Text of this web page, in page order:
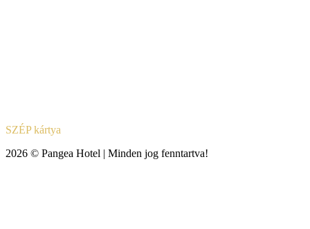
SZÉP kártya
2026 © Pangea Hotel | Minden jog fenntartva!